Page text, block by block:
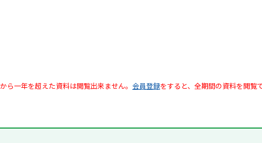
ら一年を超えた資料は閲覧出来ません。 会員登録をすると、全期間の資料を閲覧